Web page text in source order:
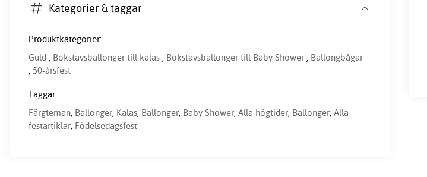
Kategorier & taggar
Produktkategorier:
Guld , Bokstavsballonger till kalas , Bokstavsballonger till Baby Shower , Ballongbågar
, 50-årsfest
Taggar:
Färgteman, Ballonger, Kalas, Ballonger, Baby Shower, Alla högtider, Ballonger, Alla
festartiklar, Födelsedagsfest